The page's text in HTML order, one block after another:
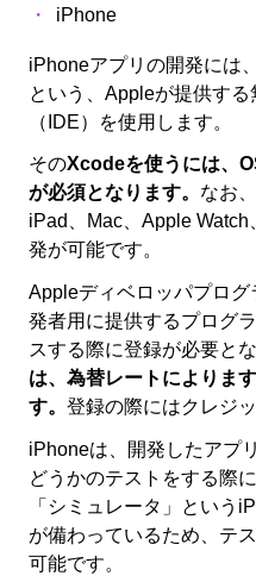
iPhone
iPhoneアプリの開発には
という、Appleが提供す
（IDE）を使用します。
そのXcodeを使うには、
が必須となります。 なお
iPad、Mac、Apple
発が可能です。
Appleディベロッパプロ
発者用に提供するプログ
スする際に登録が必要とな
は、為替レートによりま
す。 登録の際にはクレジ
iPhoneは、開発したアプ
どうかのテストをする際
「シミュレータ」という
が備わっているため、テ
可能です。